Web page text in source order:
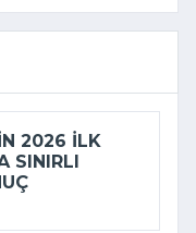
2026 ILK
SINIRLI